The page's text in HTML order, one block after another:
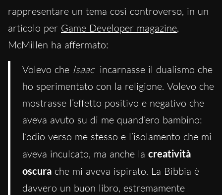
rappresentare un tema così controverso, in un
articolo per Game Developer magazine,
McMillen ha affermato:
Volevo che Isaac incarnasse il dualismo che
ho sperimentato con la religione. Volevo che
mostrasse l’effetto positivo e negativo che
aveva avuto su di me quand’ero bambino:
l’odio verso me stesso e l’isolamento che mi
aveva inculcato, ma anche la creatività
oscura che mi aveva ispirato. La Bibbia è
davvero un buon libro, estremamente